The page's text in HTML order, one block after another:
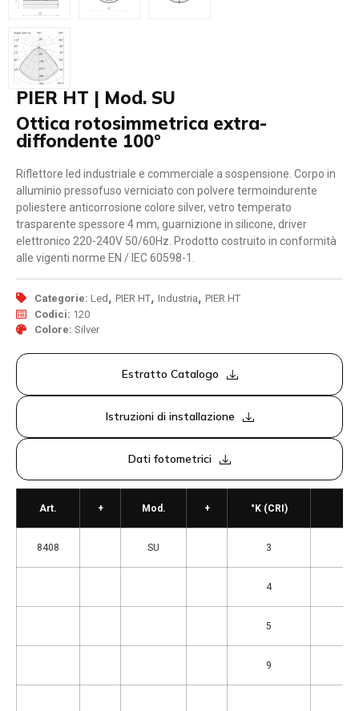
PIER HT | Mod. SU
Ottica rotosimmetrica extra-
diffondente 100°
Riflettore led industriale e commerciale a sospensione. Corpo in
alluminio pressofuso verniciato con polvere termoindurente
poliestere anticorrosione colore silver, vetro temperato
trasparente spessore 4 mm, guarnizione in silicone, driver
elettronico 220-240V 50/60Hz. Prodotto costruito in conformità
alle vigenti norme EN / IEC 60598-1.
Categorie: Led , PIER HT, Industria, PIER HT
Codici: 120
Colore: Silver
Estratto Catalogo
Istruzioni di installazione
Dati fotometrici
Art. + Mod. + °K (CRI)
8408 SU 3
4
5
9